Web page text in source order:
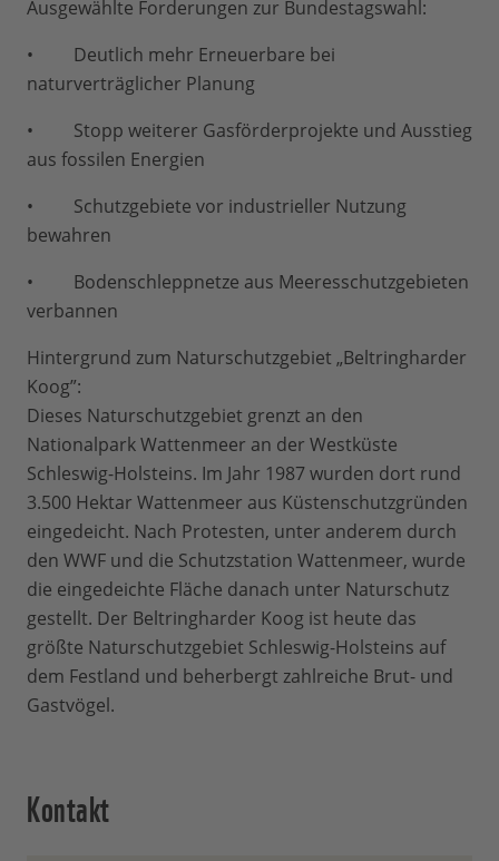
Ausgewählte Forderungen zur Bundestagswahl:
• Deutlich mehr Erneuerbare bei
naturverträglicher Planung
• Stopp weiterer Gasförderprojekte und Ausstieg
aus fossilen Energien
• Schutzgebiete vor industrieller Nutzung
bewahren
• Bodenschleppnetze aus Meeresschutzgebieten
verbannen
Hintergrund zum Naturschutzgebiet „Beltringharder
Koog”:
Dieses Naturschutzgebiet grenzt an den
Nationalpark Wattenmeer an der Westküste
Schleswig-Holsteins. Im Jahr 1987 wurden dort rund
3.500 Hektar Wattenmeer aus Küstenschutzgründen
eingedeicht. Nach Protesten, unter anderem durch
den WWF und die Schutzstation Wattenmeer, wurde
die eingedeichte Fläche danach unter Naturschutz
gestellt. Der Beltringharder Koog ist heute das
größte Naturschutzgebiet Schleswig-Holsteins auf
dem Festland und beherbergt zahlreiche Brut- und
Gastvögel.
Kontakt